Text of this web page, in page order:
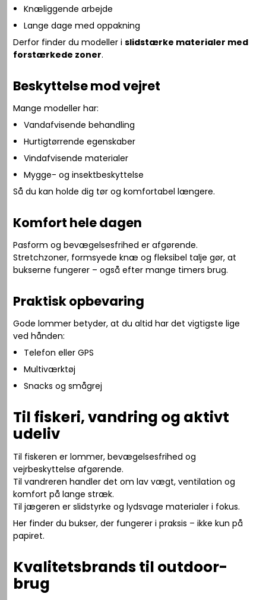
Knæliggende arbejde
Lange dage med oppakning
Derfor finder du modeller islidstærke materialer med
forstærkede zoner.
Beskyttelse mod vejret
Mange modeller har:
Vandafvisende behandling
Hurtigtørrende egenskaber
Vindafvisende materialer
Mygge- og insektbeskyttelse
Så du kan holde dig tør og komfortabel længere.
Komfort hele dagen
Pasform og bevægelsesfrihed er afgørende.
Stretchzoner, formsyede knæ og fleksibel talje gør, at
bukserne fungerer – også efter mange timers brug.
Praktisk opbevaring
Gode lommer betyder, at du altid har det vigtigste lige
ved hånden:
Telefon eller GPS
Multiværktøj
Snacks og smågrej
Til fiskeri, vandring og aktivt
udeliv
Til fiskeren er lommer, bevægelsesfrihed og
vejrbeskyttelse afgørende.
Til vandreren handler det om lav vægt, ventilation og
komfort på lange stræk.
Til jægeren er slidstyrke og lydsvage materialer i fokus.
Her finder du bukser, der fungerer i praksis – ikke kun på
papiret.
Kvalitetsbrands til outdoor-
brug